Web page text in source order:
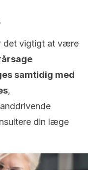
det vigtigt at være
samtidig med
,
din læge